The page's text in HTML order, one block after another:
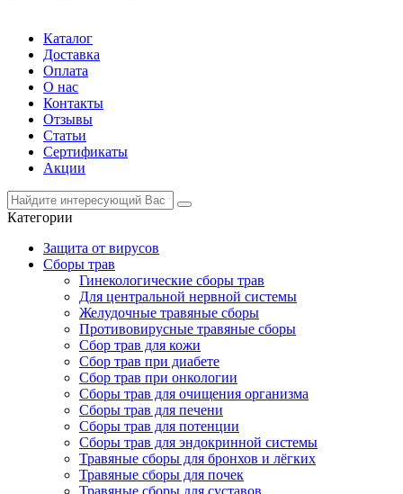
Каталог
Доставка
Оплата
О нас
Контакты
Отзывы
Статьи
Сертификаты
Акции
Категории
Защита от вирусов
Сборы трав
Гинекологические сборы трав
Для центральной нервной системы
Желудочные травяные сборы
Противовирусные травяные сборы
Сбор трав для кожи
Сбор трав при диабете
Сбор трав при онкологии
Сборы трав для очищения организма
Сборы трав для печени
Сборы трав для потенции
Сборы трав для эндокринной системы
Травяные сборы для бронхов и лёгких
Травяные сборы для почек
Травяные сборы для суставов